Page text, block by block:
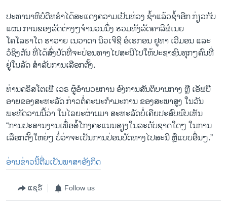
ປະທານາທິບໍດີທຣຳໄດ້ສະແດງຄວາມເປັນຫ່ວງ ຊ້ຳແລ້ວຊ້ຳອີກ ກ່ຽວກັບ
ແຜນ ການຂອງລັດຕ່າງໆຈຳນວນນຶ່ງ ຮວມທັງລັດຄາລີຟໍເນຍ
ໂຄໂລຣາໂດ ຮາວາຍ ເນວາດາ ນິວເຈີຊີ ອໍເຣກອນ ຢູທາ ເວີມອນ ແລະ
ວໍຊິງຕັນ ທີ່ໄດ້ສົ່ງບັດທີ່ຈະປ່ອນທາງໄປສະນີໄປໃຫ້ປະຊາຊົນທຸກໆຄົນທີ່
ຢູ່ໃນລັດ ສຳລັບການເລືອກຕັ້ງ.
ທ່ານຄຣິສໂຕເຟີ ເວຣ ຜູ້ອຳນວຍການ ອົງການສັນຕິບານກາງ ຫຼື ເອັຟບີ
ອາຍຂອງສະຫະລັດ ກ່າວຕໍ່ຄະນະກຳມະການ ຂອງສະພາສູງ ໃນວັນ
ພະຫັດວານນີ້ວ່າ ໃນໄລຍະຜ່ານມາ​ ສະຫະລັດບໍ່ເຄີຍປະສົບພົບເຫັນ
“ການປະສານງານເພື່ອສໍ້ໂກງຄະແນນສຽງໃນລະດັບຊາດໃດໆ ໃນການ
ເລືອກຕັ້ງໃຫຍ່ໆ ບໍ່ວ່າຈະເປັນການປ່ອນບັດທາງໄປສະນີ ຫຼືແບບອື່ນໆ.”
ອ່ານຂ່າວນີ້ຕື່ມເປັນພາສາອັງກິດ
ແຊຣ໌ Follow us